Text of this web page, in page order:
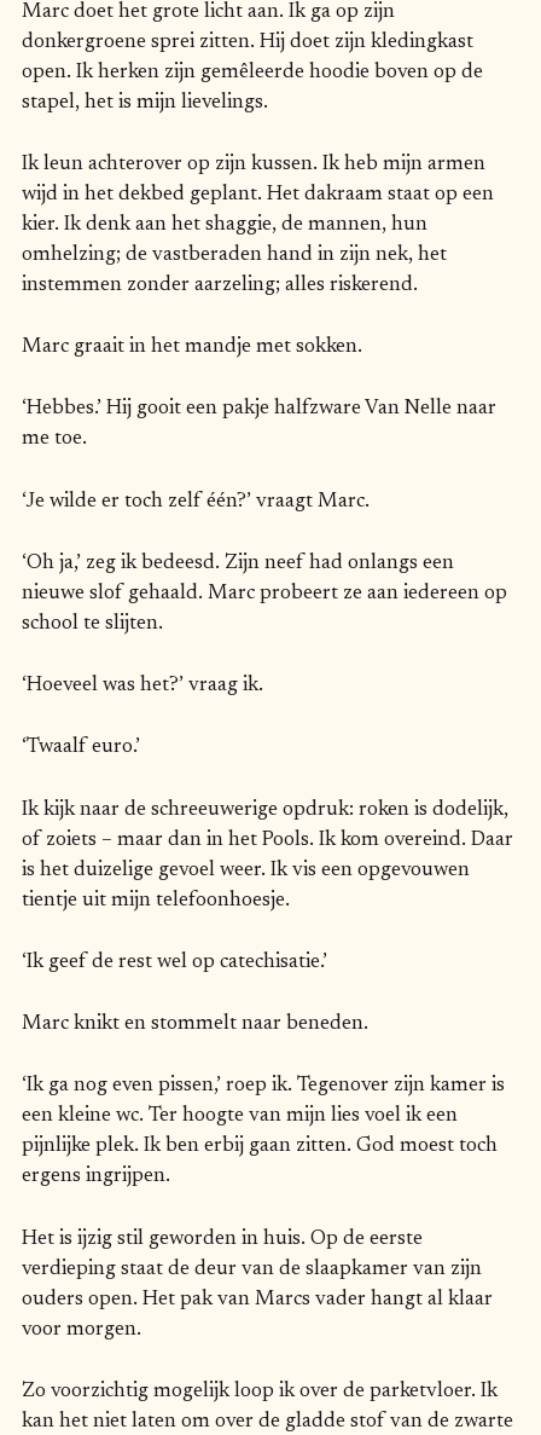
Marc doet het grote licht aan. Ik ga op zijn
donkergroene sprei zitten. Hij doet zijn kledingkast
open. Ik herken zijn gemêleerde hoodie boven op de
stapel, het is mijn lievelings.
Ik leun achterover op zijn kussen. Ik heb mijn armen
wijd in het dekbed geplant. Het dakraam staat op een
kier. Ik denk aan het shaggie, de mannen, hun
omhelzing; de vastberaden hand in zijn nek, het
instemmen zonder aarzeling; alles riskerend.
Marc graait in het mandje met sokken.
‘Hebbes.’ Hij gooit een pakje halfzware Van Nelle naar
me toe.
‘Je wilde er toch zelf één?’ vraagt Marc.
‘Oh ja,’ zeg ik bedeesd. Zijn neef had onlangs een
nieuwe slof gehaald. Marc probeert ze aan iedereen op
school te slijten.
‘Hoeveel was het?’ vraag ik.
‘Twaalf euro.’
Ik kijk naar de schreeuwerige opdruk: roken is dodelijk,
of zoiets – maar dan in het Pools. Ik kom overeind. Daar
is het duizelige gevoel weer. Ik vis een opgevouwen
tientje uit mijn telefoonhoesje.
‘Ik geef de rest wel op catechisatie.’
Marc knikt en stommelt naar beneden.
‘Ik ga nog even pissen,’ roep ik. Tegenover zijn kamer is
een kleine wc. Ter hoogte van mijn lies voel ik een
pijnlijke plek. Ik ben erbij gaan zitten. God moest toch
ergens ingrijpen.
Het is ijzig stil geworden in huis. Op de eerste
verdieping staat de deur van de slaapkamer van zijn
ouders open. Het pak van Marcs vader hangt al klaar
voor morgen.
Zo voorzichtig mogelijk loop ik over de parketvloer. Ik
kan het niet laten om over de gladde stof van de zwarte